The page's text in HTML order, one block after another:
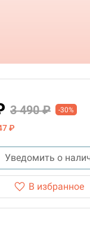
3 490 ₽ -30%
₽
Уведомить о
В избранное